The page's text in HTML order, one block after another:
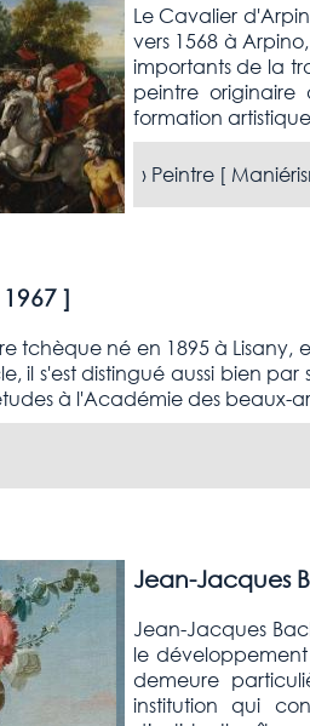
Le Cavalier
vers 1568 à
importants de la
peintre originaire
formation
› Peintre [
]
tchèque né en 1895 à
il s'est distingué aussi bien
à l'Académie des beaux-
Jean-Jacques
Jean-Jacques
le
demeure
institution qui